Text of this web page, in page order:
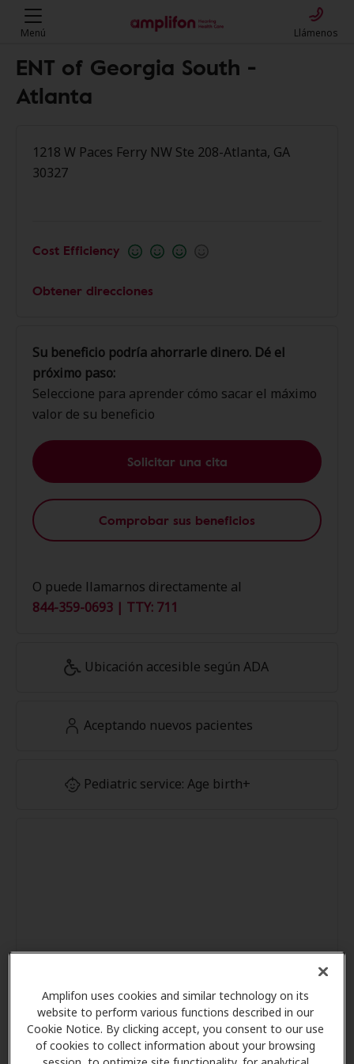
Amplifon uses cookies and similar technology on its
website to perform various functions described in our
Cookie Notice. By clicking accept, you consent to our use
of cookies to collect information about your browsing
Menú Llámenos
ENT of Georgia South -
Atlanta
1218 W Paces Ferry NW Ste 208-Atlanta, GA
30327
Cost Efficiency
Obtener direcciones
Su beneficio podría ahorrarle dinero. Dé el
próximo paso:
Seleccione para aprender cómo sacar el máximo
valor de su beneficio
Solicitar una cita
Comprobar sus beneficios
O puede llamarnos directamente al
844-359-0693 | TTY: 711
Ubicación accesible según ADA
Aceptando nuevos pacientes
Pediatric service: Age birth+